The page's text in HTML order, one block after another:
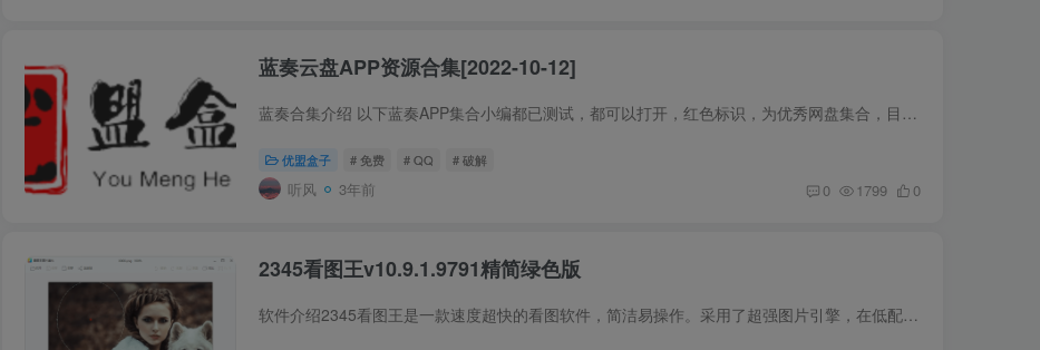
蓝奏云盘APP资源合集[2022-10-12]
蓝奏合集介绍 以下蓝奏APP集合小编都已测试，都可以打开，红色标识，为优秀网盘集合，目前还在陆续更新中，更多的期待大家的发现，大家如果有的好的合集，请在评论区留言。持续更新中…. 蓝奏集...
优盟盒子 # 免费 # QQ # 破解
听风 3年前 0 1799 0
2345看图王v10.9.1.9791精简绿色版
软件介绍2345看图王是一款速度超快的看图软件，简洁易操作。采用了超强图片引擎，在低配置的电脑上也能闪电般打开十几上百兆的大图，运用精妙的图像处理技术，还原真实色彩，支持CMYK模式；比传...